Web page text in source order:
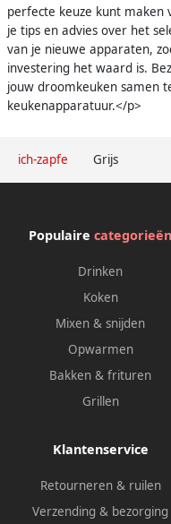
ich-zapfe Grijs
perfecte keuze kunt maken
je tips en advies over het
van je nieuwe apparaten,
investering het waard is.
jouw droomkeuken samen
keukenapparatuur.</p>
Populaire categorieën
Drinken
Koken
Mixen & snijden
Opwarmen
Bakken & frituren
Grillen
Klantenservice
Retourneren & ruilen
Verzending & bezorging